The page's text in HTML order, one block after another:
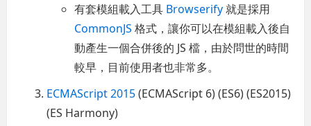
有套模組載入工具 Browserify就是採用
CommonJS 格式，讓你可以在模組載入後自
動產生一個合併後的 JS 檔，由於問世的時間
較早，目前使用者也非常多。
ECMAScript 2015(ECMAScript 6) (ES6) (ES2015)
(ES Harmony)